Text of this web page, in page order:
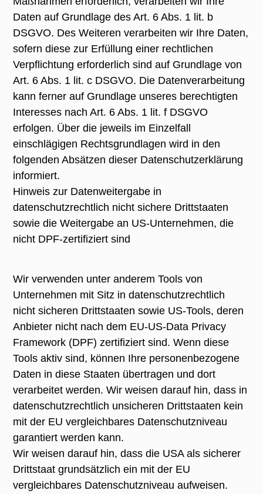
Daten auf Grundlage des Art. 6 Abs. 1 lit. b
DSGVO. Des Weiteren verarbeiten wir Ihre Daten,
sofern diese zur Erfüllung einer rechtlichen
Verpflichtung erforderlich sind auf Grundlage von
Art. 6 Abs. 1 lit. c DSGVO. Die Datenverarbeitung
kann ferner auf Grundlage unseres berechtigten
Interesses nach Art. 6 Abs. 1 lit. f DSGVO
erfolgen. Über die jeweils im Einzelfall
einschlägigen Rechtsgrundlagen wird in den
folgenden Absätzen dieser Datenschutzerklärung
informiert.
Hinweis zur Datenweitergabe in
datenschutzrechtlich nicht sichere Drittstaaten
sowie die Weitergabe an US-Unternehmen, die
nicht DPF-zertifiziert sind
Wir verwenden unter anderem Tools von
Unternehmen mit Sitz in datenschutzrechtlich
nicht sicheren Drittstaaten sowie US-Tools, deren
Anbieter nicht nach dem EU-US-Data Privacy
Framework (DPF) zertifiziert sind. Wenn diese
Tools aktiv sind, können Ihre personenbezogene
Daten in diese Staaten übertragen und dort
verarbeitet werden. Wir weisen darauf hin, dass in
datenschutzrechtlich unsicheren Drittstaaten kein
mit der EU vergleichbares Datenschutzniveau
garantiert werden kann.
Wir weisen darauf hin, dass die USA als sicherer
Drittstaat grundsätzlich ein mit der EU
vergleichbares Datenschutzniveau aufweisen.